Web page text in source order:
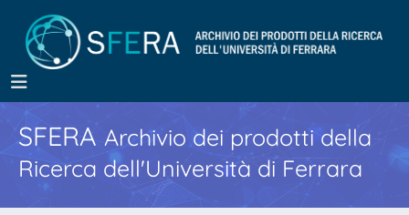
SFERA Archivio dei prodotti della
Ricerca dell'Università di Ferrara